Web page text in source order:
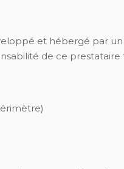
et hébergé par
de ce